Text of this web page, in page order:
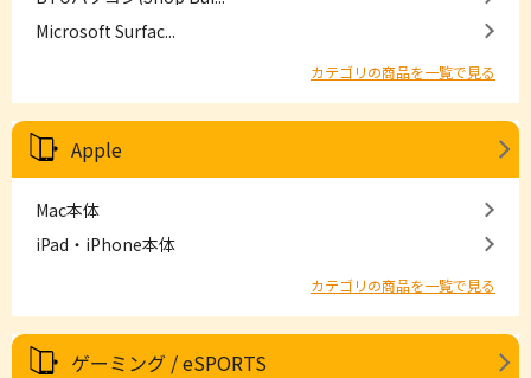
Microsoft Surfac...
カテゴリの商品を一覧で見る
Apple
Mac本体
iPad・iPhone本体
カテゴリの商品を一覧で見る
ゲーミング / eSPORTS